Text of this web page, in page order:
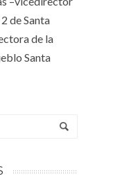
de Santa
de la
Santa